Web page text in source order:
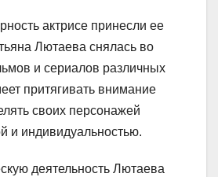
актрисе принесли ее
Лютаева снялась во
и сериалов различных
притягивать внимание
своих персонажей
и индивидуальностью.
деятельность Лютаева